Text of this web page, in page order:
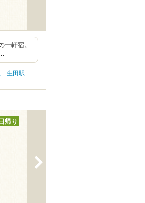
一軒宿。
生田駅
日帰り